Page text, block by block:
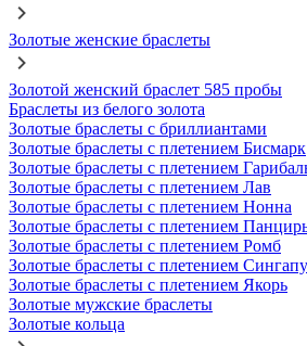
Золотые женские браслеты
Золотой женский браслет 585 пробы
Браслеты из белого золота
Золотые браслеты с бриллиантами
Золотые браслеты с плетением Бисмарк
Золотые браслеты с плетением
Золотые браслеты с плетением Лав
Золотые браслеты с плетением Нонна
Золотые браслеты с плетением
Золотые браслеты с плетением Ромб
Золотые браслеты с плетением
Золотые браслеты с плетением Якорь
Золотые мужские браслеты
Золотые кольца